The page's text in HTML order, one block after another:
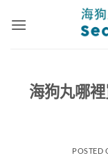
海狗丸哪
POSTED